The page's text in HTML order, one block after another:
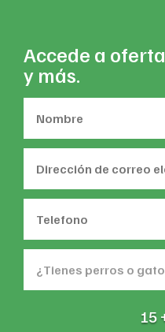
Accede a
y más.
15